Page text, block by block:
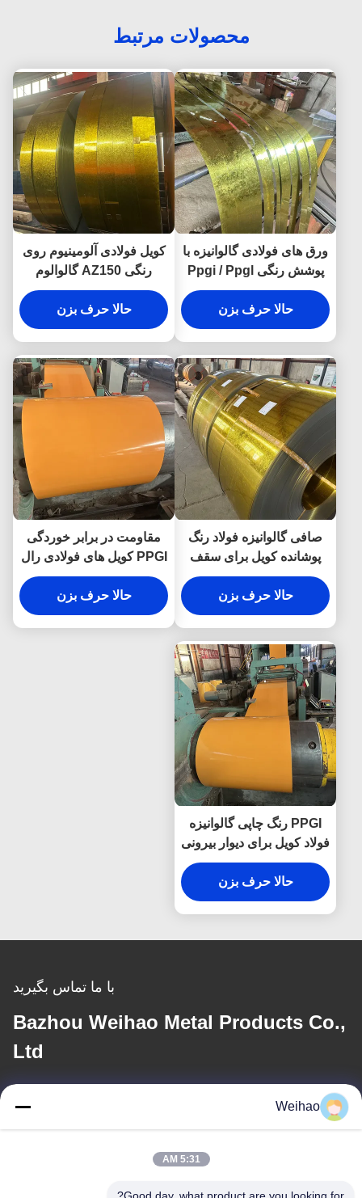
محصولات مرتبط
ورق های فولادی گالوانیزه با
پوشش رنگی Ppgi / Ppgl
کویل Ppgi
حالا حرف بزن
کویل فولادی آلومینیوم روی
رنگی AZ150 گالوالوم
پیش‌رنگ شده PPGI PPGL
کویل فولادی
حالا حرف بزن
صافی گالوانیزه فولاد رنگ
پوشانده کویل برای سقف
ورق فولاد Ppgi کویل
حالا حرف بزن
مقاومت در برابر خوردگی
PPGI کویل های فولادی رال
رنگ پوشیده کویل های
فولادی گالوانیزه
حالا حرف بزن
PPGI رنگ چاپی گالوانیزه
فولاد کویل برای دیوار بیرونی
و سقف پانل
حالا حرف بزن
با ما تماس بگیرید
Bazhou Weihao Metal Products Co.,
Ltd
408690175@qq.com
Weihao
5:31 AM